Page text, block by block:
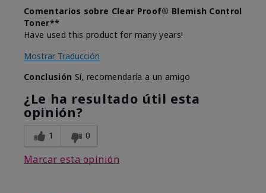
Comentarios sobre Clear Proof® Blemish Control
Toner**
Have used this product for many years!
Mostrar Traducción
Conclusión Sí, recomendaría a un amigo
¿Le ha resultado útil esta
opinión?
1 0
Marcar esta opinión